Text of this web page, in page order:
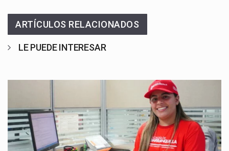
ARTÍCULOS RELACIONADOS
LE PUEDE INTERESAR